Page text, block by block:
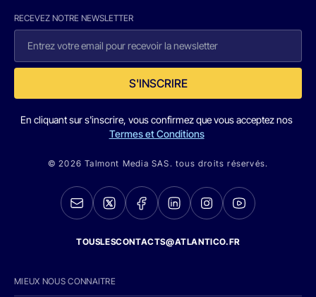
RECEVEZ NOTRE NEWSLETTER
S'INSCRIRE
En cliquant sur s'inscrire, vous confirmez que vous acceptez nos
Termes et Conditions
© 2026 Talmont Media SAS. tous droits réservés.
TOUSLESCONTACTS@ATLANTICO.FR
MIEUX NOUS CONNAITRE